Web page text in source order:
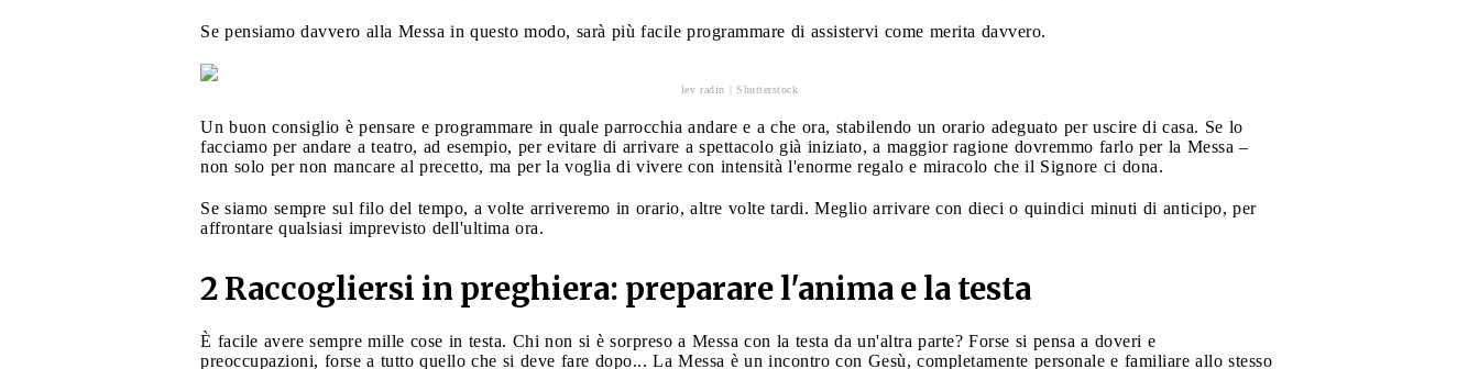
Se pensiamo davvero alla Messa in questo modo, sarà più facile programmare di assistervi come merita davvero.
lev radin | Shutterstock
Un buon consiglio è pensare e programmare in quale parrocchia andare e a che ora, stabilendo un orario adeguato per uscire di casa. Se lo
facciamo per andare a teatro, ad esempio, per evitare di arrivare a spettacolo già iniziato, a maggior ragione dovremmo farlo per la Messa –
non solo per non mancare al precetto, ma per la voglia di vivere con intensità l'enorme regalo e miracolo che il Signore ci dona.
Se siamo sempre sul filo del tempo, a volte arriveremo in orario, altre volte tardi. Meglio arrivare con dieci o quindici minuti di anticipo, per
affrontare qualsiasi imprevisto dell'ultima ora.
2 Raccogliersi in preghiera: preparare l'anima e la testa
È facile avere sempre mille cose in testa. Chi non si è sorpreso a Messa con la testa da un'altra parte? Forse si pensa a doveri e
preoccupazioni, forse a tutto quello che si deve fare dopo... La Messa è un incontro con Gesù, completamente personale e familiare allo stesso